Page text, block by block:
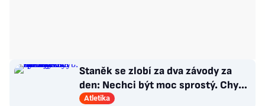
Staněk se zlobí za dva závody za
den: Nechci být moc sprostý. Chybí
nám styčný důstojník
Atletika